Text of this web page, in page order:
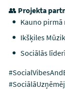
👥 Projekta
Kauno pirmā
Ikšķiles
Sociālās